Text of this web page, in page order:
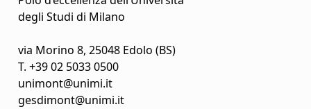
degli Studi di Milano
via Morino 8, 25048 Edolo (BS)
T. +39 02 5033 0500
unimont@unimi.it
gesdimont@unimi.it